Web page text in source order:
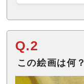
Q.2
この絵画は何？